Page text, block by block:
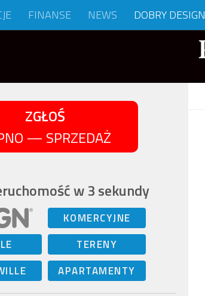
FINANSE NEWS DOBRY DESIGN
ZGŁOŚ
— SPRZEDAŻ
w 3 sekundy
KOMERCYJNE
TERENY
APARTAMENTY